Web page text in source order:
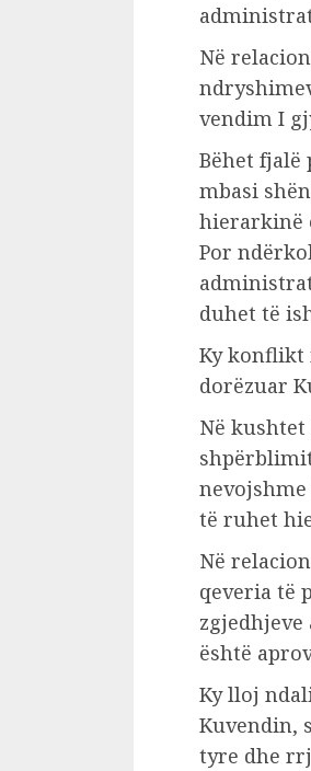
Në
vendim I
Bëhet fjalë
mbasi
hierarkinë
Por
duhet të
Ky konflikt
dorëzuar
Në
të ruhet
Në
qeveria të
është
Ky lloj
Kuvendin,
tyre dhe